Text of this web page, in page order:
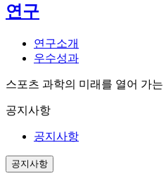
연구
연구소개
우수성과
스포츠 과학의 미래를 열어 가는
공지사항
공지사항
공지사항